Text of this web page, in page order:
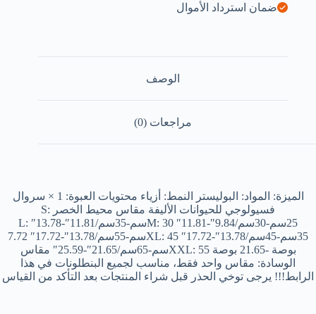
B0DVDK2H2Rضمان استرداد الأموال
الوصف
مراجعات (0)
الميزة: المواد: البوليستر النمط: أزياء محتويات العبوة: 1 × سروال
فسيولوجي للحيوانات الأليفة مقاس محيط الخصر S:
25سم-30سم/9.84″-11.81″ M: 30سم-35سم/11.81″-13.78″ L:
35سم-45سم/13.78″-17.72″ XL: 45سم-55سم/13.78″-17.72″ 7.72
بوصة -21.65 بوصة XXL: 55سم-65سم/21.65″-25.59″ مقاس
الوسادة: مقاس واحد فقط، مناسب لجميع البنطلونات في هذا
الرابط!!! يرجى توخي الحذر قبل شراء المنتجات بعد التأكد من القياس